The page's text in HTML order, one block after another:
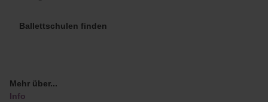
Ballettschulen finden
Mehr über...
Info